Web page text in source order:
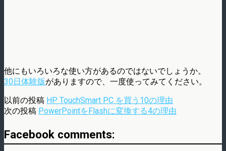
他にもいろいろな使い方があるのではないでしょうか。
30日体験版がありますので、一度使ってみてください。
以前の投稿 HP TouchSmart PC を買う10の理由
次の投稿 PowerPointをFlashに変換する4の理由
Facebook comments: